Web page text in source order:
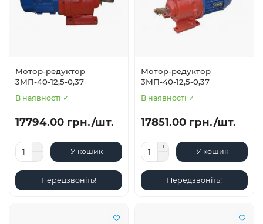
Мотор-редуктор
3МП-40-12,5-0,37
В наявності ✓
17794.00 грн./шт.
У кошик
Передзвоніть!
Мотор-редуктор
3МП-40-12,5-0,37
В наявності ✓
17851.00 грн./шт.
У кошик
Передзвоніть!